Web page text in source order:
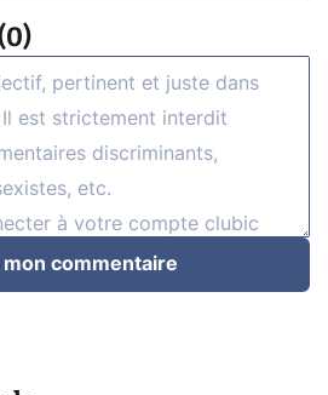
mon commentaire